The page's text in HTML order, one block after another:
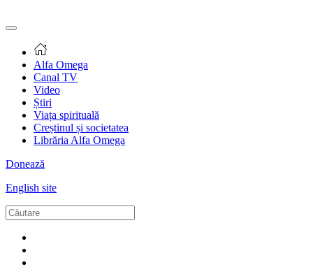
Alfa Omega
Canal TV
Video
Știri
Viața spirituală
Creștinul și societatea
Librăria Alfa Omega
Donează
English site